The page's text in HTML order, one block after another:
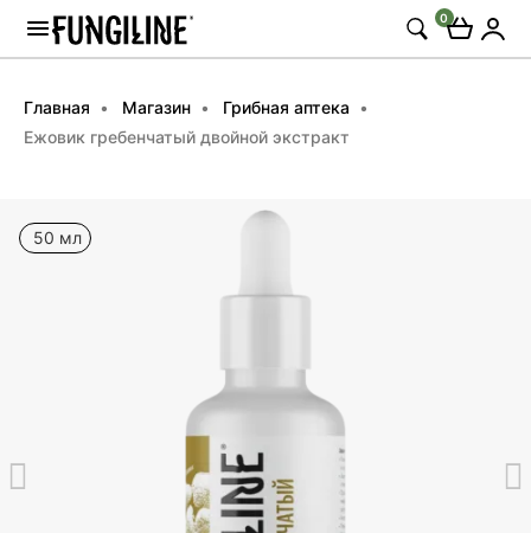
0
Главная Магазин
Грибная аптека
Ежовик гребенчатый двойной экстракт
50 мл